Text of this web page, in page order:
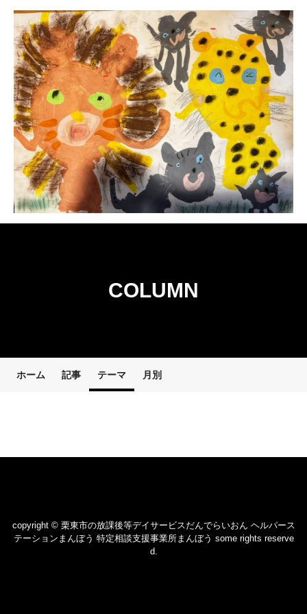
COLUMN
ホーム 記事 テーマ 月別
copyright © 栗東市の放課後等デイサービスだんでらいおん ヘルパース
テーションまんぼう 特定相談支援事業所まんぼう some rights reserve
d.